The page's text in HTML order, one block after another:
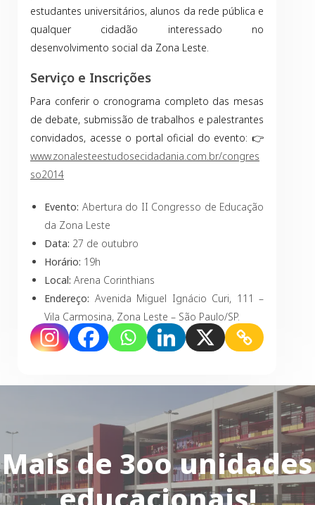
estudantes universitários, alunos da rede pública e
qualquer cidadão interessado no
desenvolvimento social da Zona Leste.
Serviço e Inscrições
Para conferir o cronograma completo das mesas
de debate, submissão de trabalhos e palestrantes
convidados, acesse o portal oficial do evento: 👉
www.zonalesteestudosecidadania.com.br/congres
so2014
Evento: Abertura do II Congresso de Educação
da Zona Leste
Data: 27 de outubro
Horário: 19h
Local: Arena Corinthians
Endereço: Avenida Miguel Ignácio Curi, 111 –
Vila Carmosina, Zona Leste – São Paulo/SP.
Mais de 3oo unidades